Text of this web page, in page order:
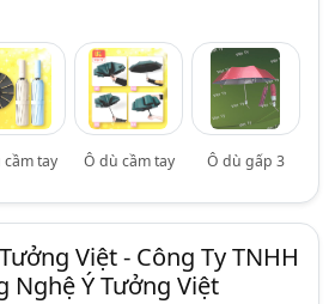
cầm tay Ô dù cầm tay Ô dù gấp 3
Việt - Công Ty TNHH
Nghệ Ý Tưởng Việt